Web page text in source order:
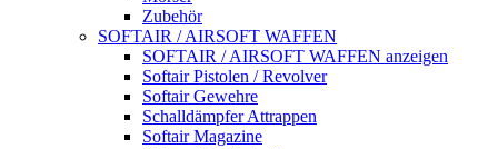
Zubehör
SOFTAIR / AIRSOFT WAFFEN
SOFTAIR / AIRSOFT WAFFEN anzeigen
Softair Pistolen / Revolver
Softair Gewehre
Schalldämpfer Attrappen
Softair Magazine